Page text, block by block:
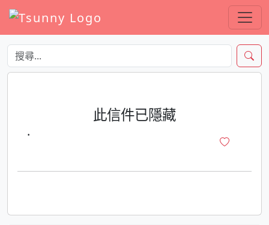
此信件已隱藏
·